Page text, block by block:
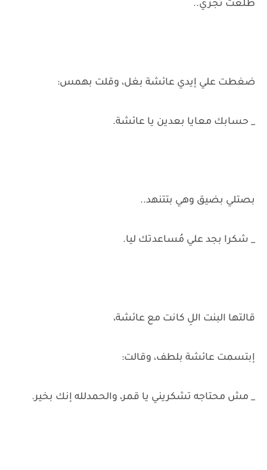
طلعت تجري..
ضغطت علي إيدي عائشة بغل، وقلت بهمس:
_ حسابك معايا بعدين يا عائشة.
بصتلي بضيق وهي بتتنهد..
_ شكرا بجد علي مُساعدتك ليا.
قالتها البنت اللِ كانت مع عائشة،
إبتسمت عائشة بلطف، وقالت:
_ مش محتاجه تشكريني يا قمر، والحمدلله إنك بخير.